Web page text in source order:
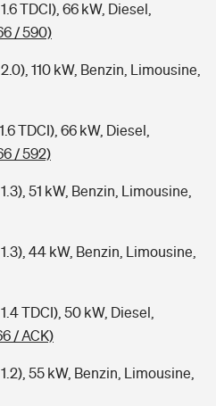
TDCI), 66 kW, Diesel,
/ 590)
110 kW, Benzin, Limousine,
TDCI), 66 kW, Diesel,
/ 592)
51 kW, Benzin, Limousine,
44 kW, Benzin, Limousine,
TDCI), 50 kW, Diesel,
/ ACK)
55 kW, Benzin, Limousine,